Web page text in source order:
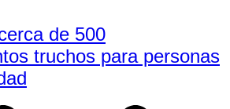
de 500
truchos para personas